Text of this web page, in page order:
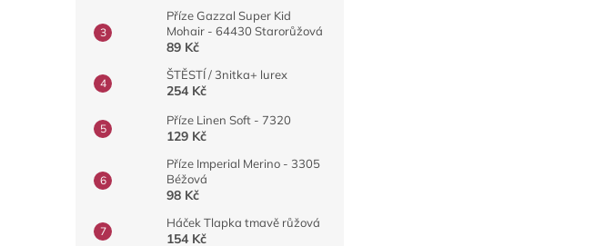
Příze Gazzal Super Kid
Mohair - 64430 Starorůžová
89 Kč
ŠTĚSTÍ / 3nitka+ lurex
254 Kč
Příze Linen Soft - 7320
129 Kč
Příze Imperial Merino - 3305
Béžová
98 Kč
Háček Tlapka tmavě růžová
154 Kč